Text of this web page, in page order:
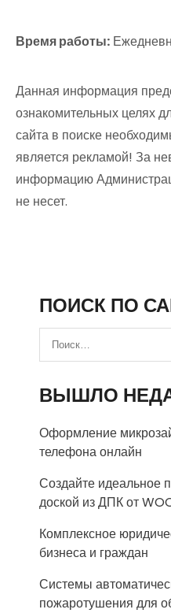
Время работы:
Данная информация
ознакомительных целях
сайта в поиске
является рекламой! За
информацию
не несет.
ПОИСК ПО
ВЫШЛО
Оформление
телефона онлайн
Создайте идеальное
доской из ДПК от
Комплексное
бизнеса и граждан
Системы
пожаротушения для